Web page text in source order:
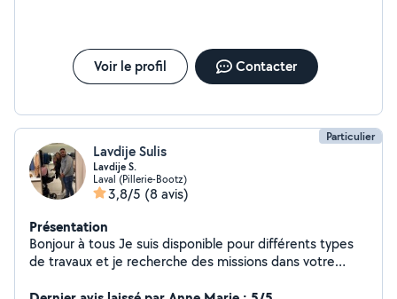
Voir le profil Contacter
Particulier
Lavdije Sulis
Lavdije S.
Laval (Pillerie-Bootz)
3,8/5 (8 avis)
Présentation
Bonjour à tous Je suis disponible pour différents types
de travaux et je recherche des missions dans votre